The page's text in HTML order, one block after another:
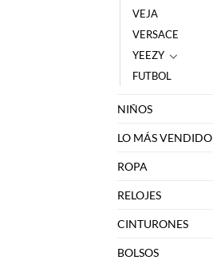
VEJA
VERSACE
YEEZY
FUTBOL
NIÑOS
LO MÁS VENDIDO
ROPA
RELOJES
CINTURONES
BOLSOS